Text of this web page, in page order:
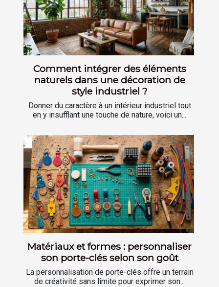
Comment intégrer des éléments
naturels dans une décoration de
style industriel ?
Donner du caractère à un intérieur industriel tout
en y insufflant une touche de nature, voici un...
Matériaux et formes : personnaliser
son porte-clés selon son goût
La personnalisation de porte-clés offre un terrain
de créativité sans limite pour exprimer son...